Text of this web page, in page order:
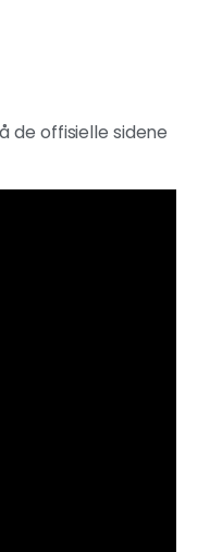
de offisielle sidene